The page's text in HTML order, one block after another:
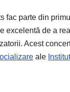
parte din
excelentă de a
Acest
ale